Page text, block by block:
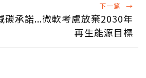
下一篇 →
碳承諾...微軟考慮放棄2030年
再生能源目標